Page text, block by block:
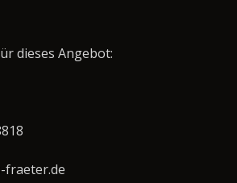
dieses Angebot:
fraeter.de